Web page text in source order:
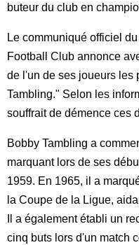
buteur du club en
Le communiqué officiel
Football Club annonce
de l'un de ses joueurs les
Tambling." Selon les
souffrait de démence ces
Bobby Tambling a
marquant lors de ses
1959. En 1965, il a
la Coupe de la Ligue,
Il a également établi un
cinq buts lors d'un match